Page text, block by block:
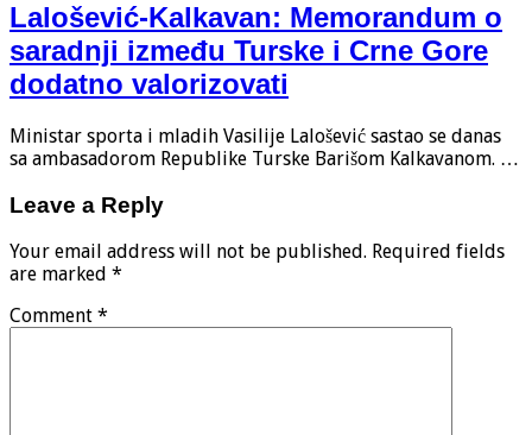
Lalošević-Kalkavan: Memorandum o
saradnji između Turske i Crne Gore
dodatno valorizovati
Ministar sporta i mladih Vasilije Lalošević sastao se danas
sa ambasadorom Republike Turske Barišom Kalkavanom. …
Leave a Reply
Your email address will not be published. Required fields
are marked *
Comment *